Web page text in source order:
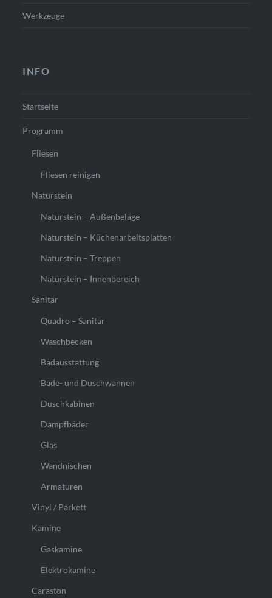
Werkzeuge
INFO
Startseite
Programm
Fliesen
Fliesen reinigen
Naturstein
Naturstein – Außenbeläge
Naturstein – Küchenarbeitsplatten
Naturstein – Treppen
Naturstein – Innenbereich
Sanitär
Quadro – Sanitär
Waschbecken
Badausstattung
Bade- und Duschwannen
Duschkabinen
Dampfbäder
Glas
Wandnischen
Armaturen
Vinyl / Parkett
Kamine
Gaskamine
Elektrokamine
Caraston